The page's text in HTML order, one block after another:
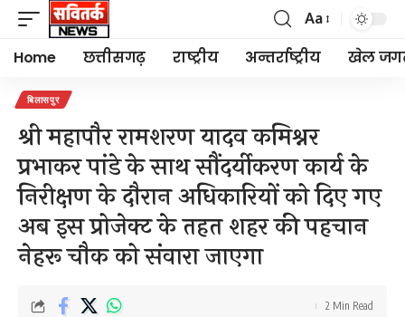
Font
Resizer
Aa
Home छत्तीसगढ़ राष्ट्रीय अन्तर्राष्ट्रीय खेल
बिलासपुर
श्री महापौर रामशरण यादव कमिश्नर
प्रभाकर पांडे के साथ सौंदर्यीकरण कार्य के
निरीक्षण के दौरान अधिकारियों को दिए गए
अब इस प्रोजेक्ट के तहत शहर की पहचान
नेहरू चौक को संवारा जाएगा
2 Min Read